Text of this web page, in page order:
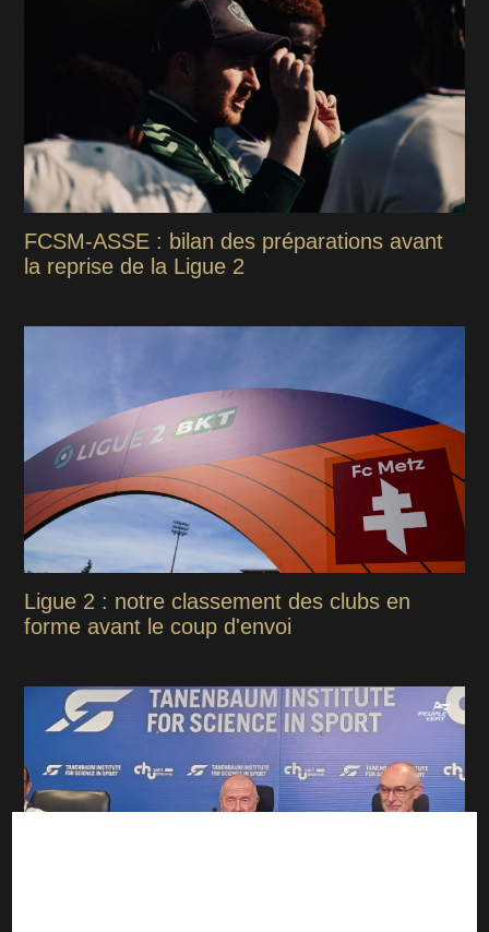
FCSM-ASSE : bilan des préparations avant
la reprise de la Ligue 2
Ligue 2 : notre classement des clubs en
forme avant le coup d'envoi